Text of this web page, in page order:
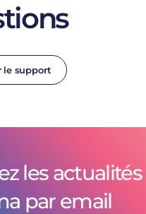
le support
les
par email